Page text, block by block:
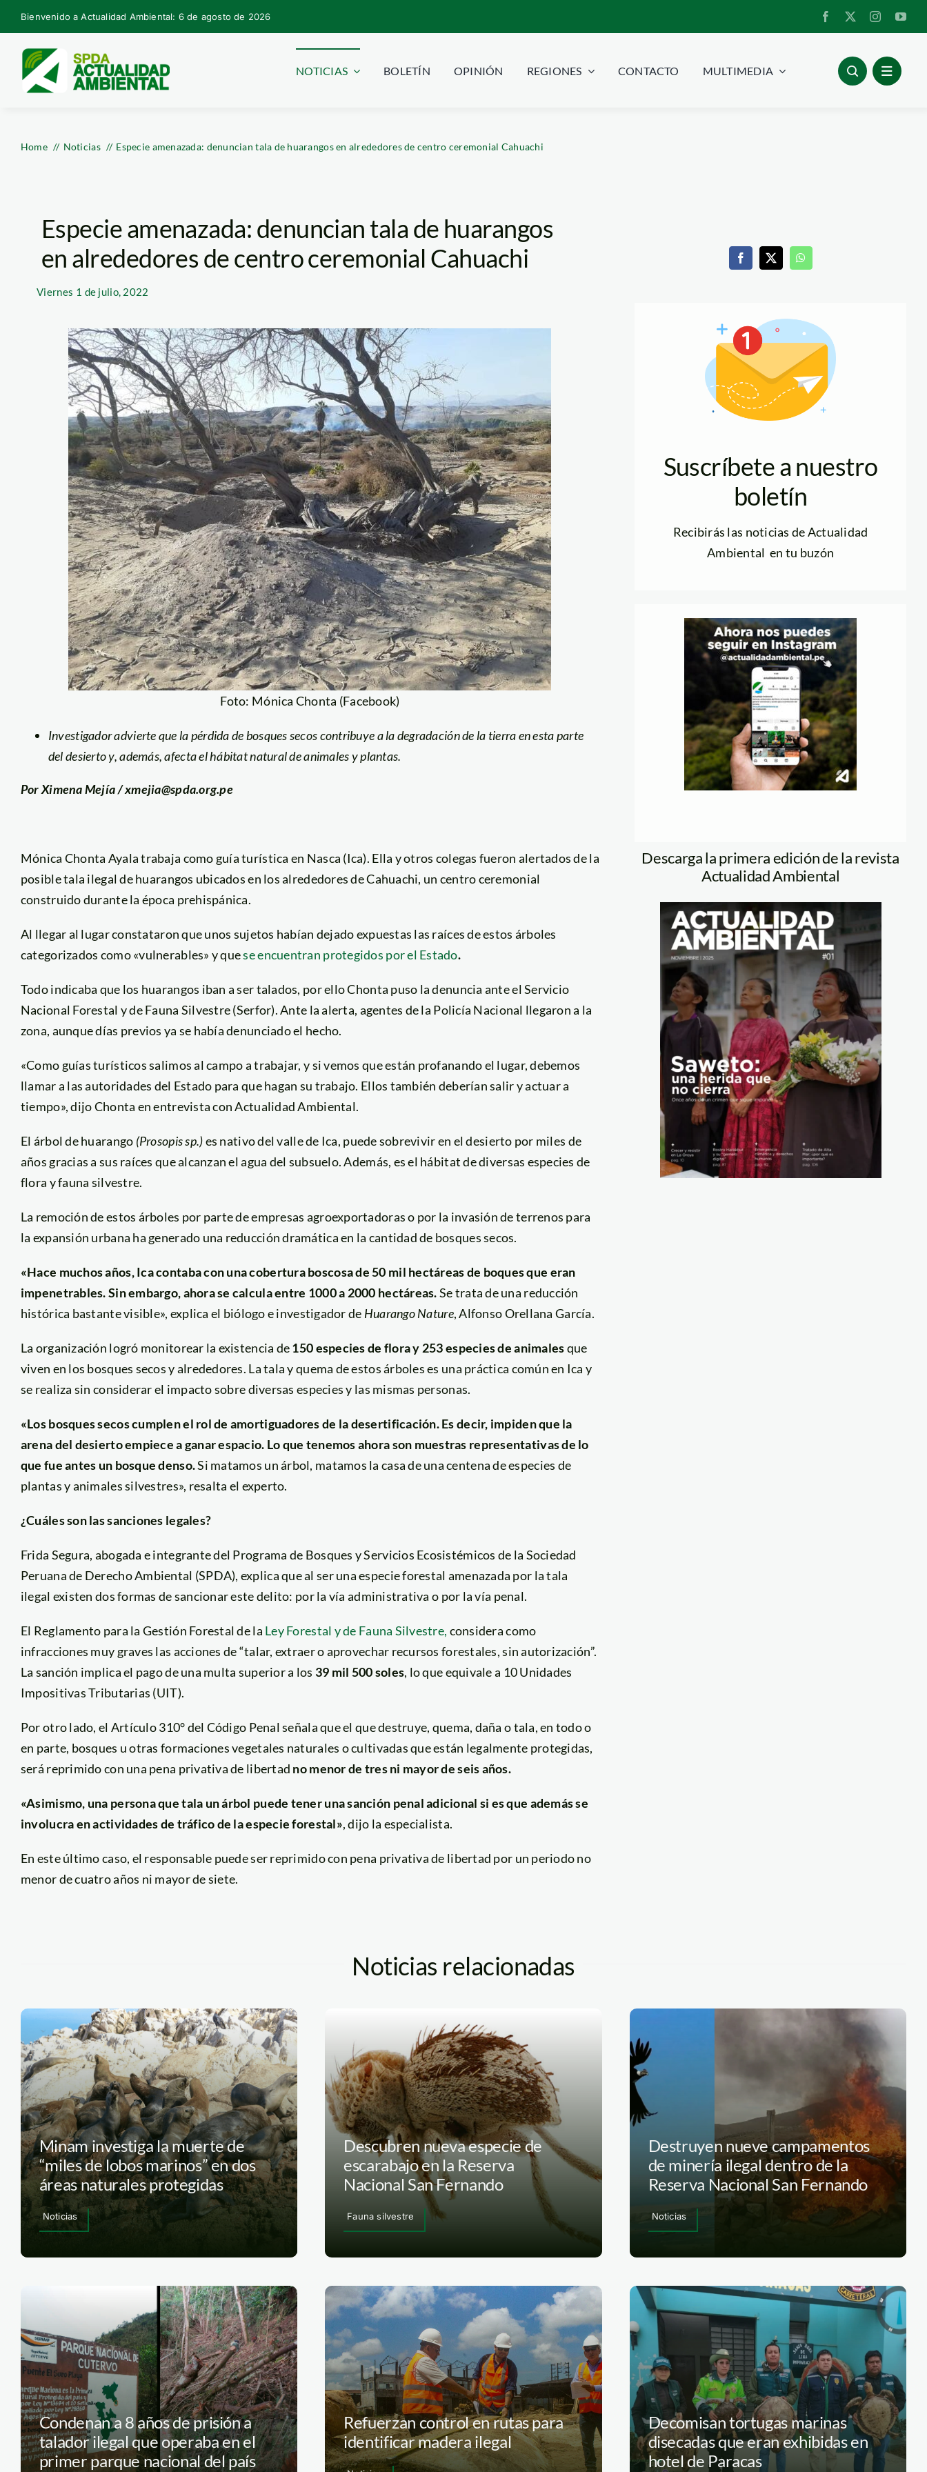
Skip
to
content
Bienvenido a Actualidad Ambiental: 6 de agosto de 2026
NOTICIAS BOLETÍN OPINIÓN REGIONES CONTACTO MULTIMEDIA
Home Noticias Especie amenazada: denuncian tala de huarangos en alrededores de centro ceremonial Cahuachi
Especie amenazada: denuncian tala de huarangos
en alrededores de centro ceremonial Cahuachi
Viernes 1 de julio, 2022
Foto: Mónica Chonta (Facebook)
Investigador advierte que la pérdida de bosques secos contribuye a la degradación de la tierra en esta parte
del desierto y, además, afecta el hábitat natural de animales y plantas.
Por Ximena Mejía / xmejia@spda.org.pe
Mónica Chonta Ayala trabaja como guía turística en Nasca (Ica). Ella y otros colegas fueron alertados de la
posible tala ilegal de huarangos ubicados en los alrededores de Cahuachi, un centro ceremonial
construido durante la época prehispánica.
Al llegar al lugar constataron que unos sujetos habían dejado expuestas las raíces de estos árboles
categorizados como «vulnerables» y quese encuentran protegidos por el Estado.
Todo indicaba que los huarangos iban a ser talados, por ello Chonta puso la denuncia ante el Servicio
Nacional Forestal y de Fauna Silvestre (Serfor). Ante la alerta, agentes de la Policía Nacional llegaron a la
zona, aunque días previos ya se había denunciado el hecho.
«Como guías turísticos salimos al campo a trabajar, y si vemos que están profanando el lugar, debemos
llamar a las autoridades del Estado para que hagan su trabajo. Ellos también deberían salir y actuar a
tiempo», dijo Chonta en entrevista con Actualidad Ambiental.
El árbol de huarango (Prosopis sp.)es nativo del valle de Ica, puede sobrevivir en el desierto por miles de
años gracias a sus raíces que alcanzan el agua del subsuelo. Además, es el hábitat de diversas especies de
flora y fauna silvestre.
La remoción de estos árboles por parte de empresas agroexportadoras o por la invasión de terrenos para
la expansión urbana ha generado una reducción dramática en la cantidad de bosques secos.
«Hace muchos años, Ica contaba con una cobertura boscosa de 50 mil hectáreas de boques que eran
impenetrables. Sin embargo, ahora se calcula entre 1000 a 2000 hectáreas.Se trata de una reducción
histórica bastante visible», explica el biólogo e investigador de Huarango Nature, Alfonso Orellana García.
La organización logró monitorear la existencia de150 especies de flora y 253 especies de animalesque
viven en los bosques secos y alrededores. La tala y quema de estos árboles es una práctica común en Ica y
se realiza sin considerar el impacto sobre diversas especies y las mismas personas.
«Los bosques secos cumplen el rol de amortiguadores de la desertificación. Es decir, impiden que la
arena del desierto empiece a ganar espacio. Lo que tenemos ahora son muestras representativas de lo
que fue antes un bosque denso.Si matamos un árbol, matamos la casa de una centena de especies de
plantas y animales silvestres», resalta el experto.
¿Cuáles son las sanciones legales?
Frida Segura, abogada e integrante del Programa de Bosques y Servicios Ecosistémicos de la Sociedad
Peruana de Derecho Ambiental (SPDA), explica que al ser una especie forestal amenazada por la tala
ilegal existen dos formas de sancionar este delito: por la vía administrativa o por la vía penal.
El Reglamento para la Gestión Forestal de la Ley Forestal y de Fauna Silvestre, considera como
infracciones muy graves las acciones de “talar, extraer o aprovechar recursos forestales, sin autorización”.
La sanción implica el pago de una multa superior a los 39 mil 500 soles, lo que equivale a 10 Unidades
Impositivas Tributarias (UIT).
Por otro lado, el Artículo 310° del Código Penal señala que el que destruye, quema, daña o tala, en todo o
en parte, bosques u otras formaciones vegetales naturales o cultivadas que están legalmente protegidas,
será reprimido con una pena privativa de libertad no menor de tres ni mayor de seis años.
«Asimismo, una persona que tala un árbol puede tener una sanción penal adicional si es que además se
involucra en actividades de tráfico de la especie forestal», dijo la especialista.
En este último caso, el responsable puede ser reprimido con pena privativa de libertad por un periodo no
menor de cuatro años ni mayor de siete.
Suscríbete a nuestro
boletín
Recibirás las noticias de Actualidad
Ambiental en tu buzón
Descarga la primera edición de la revista
Actualidad Ambiental
Noticias relacionadas
Minam investiga la muerte de
“miles de lobos marinos” en dos
áreas naturales protegidas
Noticias
Descubren nueva especie de
escarabajo en la Reserva
Nacional San Fernando
Fauna silvestre
Destruyen nueve campamentos
de minería ilegal dentro de la
Reserva Nacional San Fernando
Noticias
Condenan a 8 años de prisión a
talador ilegal que operaba en el
primer parque nacional del país
Refuerzan control en rutas para
identificar madera ilegal
Decomisan tortugas marinas
disecadas que eran exhibidas en
hotel de Paracas